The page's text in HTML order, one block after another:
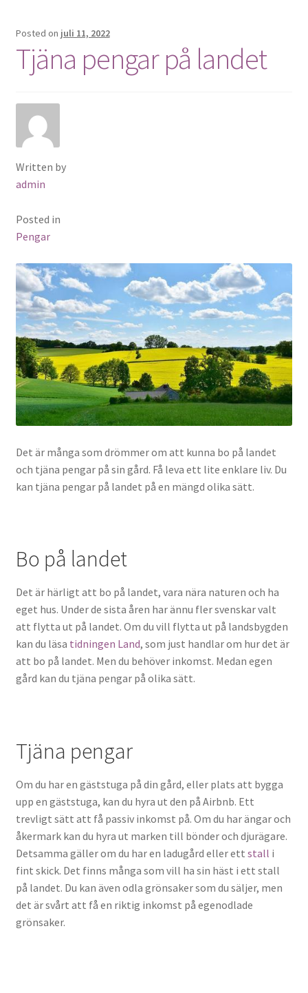
Posted on juli 11, 2022
Tjäna pengar på landet
Written by
admin
Posted in
Pengar
Det är många som drömmer om att kunna bo på landet
och tjäna pengar på sin gård. Få leva ett lite enklare liv. Du
kan tjäna pengar på landet på en mängd olika sätt.
Bo på landet
Det är härligt att bo på landet, vara nära naturen och ha
eget hus. Under de sista åren har ännu fler svenskar valt
att flytta ut på landet. Om du vill flytta ut på landsbygden
kan du läsa tidningen Land, som just handlar om hur det är
att bo på landet. Men du behöver inkomst. Medan egen
gård kan du tjäna pengar på olika sätt.
Tjäna pengar
Om du har en gäststuga på din gård, eller plats att bygga
upp en gäststuga, kan du hyra ut den på Airbnb. Ett
trevligt sätt att få passiv inkomst på. Om du har ängar och
åkermark kan du hyra ut marken till bönder och djurägare.
Detsamma gäller om du har en ladugård eller ett stall i
fint skick. Det finns många som vill ha sin häst i ett stall
på landet. Du kan även odla grönsaker som du säljer, men
det är svårt att få en riktig inkomst på egenodlade
grönsaker.